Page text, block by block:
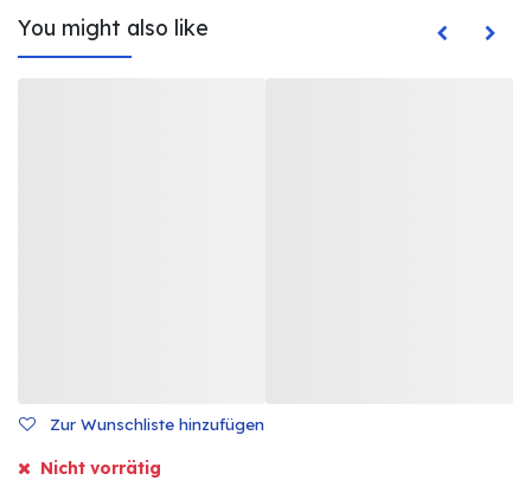
You might also like
Zur Wunschliste hinzufügen
Nicht vorrätig